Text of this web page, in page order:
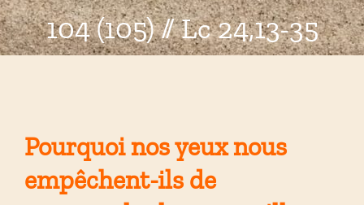
104 (105) // Lc 24,13-35
Pourquoi nos yeux nous
empêchent-ils de